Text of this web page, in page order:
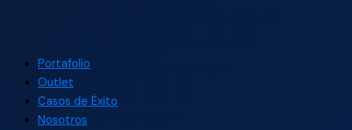
Portafolio
Outlet
Casos de Éxito
Nosotros